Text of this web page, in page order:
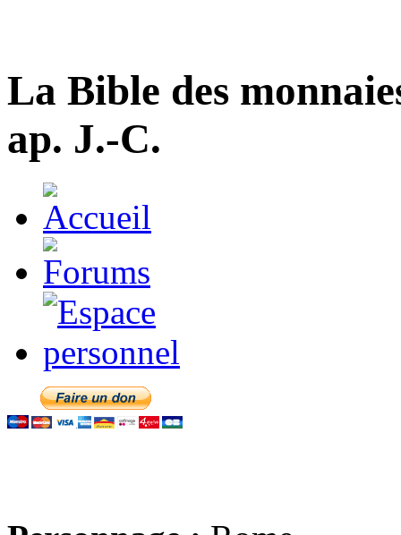
La Bible des
ap. J.-C.